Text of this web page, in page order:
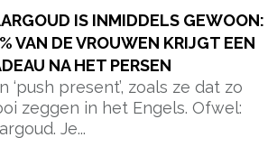
IS INMIDDELS GEWOON:
VAN DE VROUWEN KRIJGT EEN
NA HET PERSEN
‘push present’, zoals ze dat zo
zeggen in het Engels. Ofwel:
Je...